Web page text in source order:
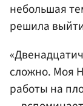
небольшая
решила
сложно. Моя
работы на